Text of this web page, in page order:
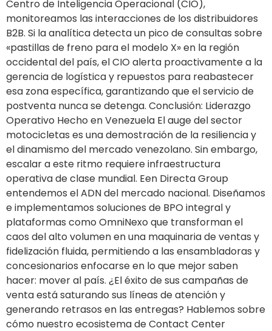
Centro de Inteligencia Operacional (CIO),
monitoreamos las interacciones de los distribuidores
B2B. Si la analítica detecta un pico de consultas sobre
«pastillas de freno para el modelo X» en la región
occidental del país, el CIO alerta proactivamente a la
gerencia de logística y repuestos para reabastecer
esa zona específica, garantizando que el servicio de
postventa nunca se detenga. Conclusión: Liderazgo
Operativo Hecho en Venezuela El auge del sector
motocicletas es una demostración de la resiliencia y
el dinamismo del mercado venezolano. Sin embargo,
escalar a este ritmo requiere infraestructura
operativa de clase mundial. Een Directa Group
entendemos el ADN del mercado nacional. Diseñamos
e implementamos soluciones de BPO integral y
plataformas como OmniNexo que transforman el
caos del alto volumen en una maquinaria de ventas y
fidelización fluida, permitiendo a las ensambladoras y
concesionarios enfocarse en lo que mejor saben
hacer: mover al país. ¿El éxito de sus campañas de
venta está saturando sus líneas de atención y
generando retrasos en las entregas? Hablemos sobre
cómo nuestro ecosistema de Contact Center